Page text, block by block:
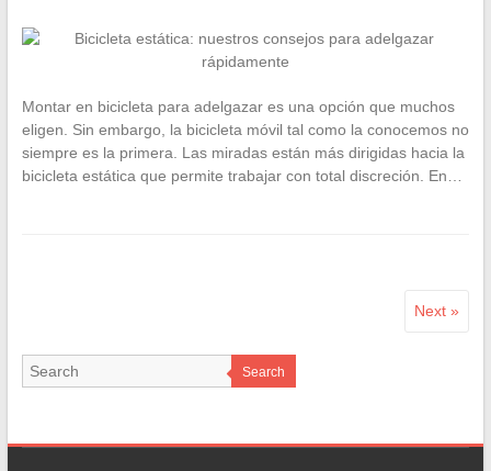
Montar en bicicleta para adelgazar es una opción que muchos
eligen. Sin embargo, la bicicleta móvil tal como la conocemos no
siempre es la primera. Las miradas están más dirigidas hacia la
bicicleta estática que permite trabajar con total discreción. En…
Next »
Search